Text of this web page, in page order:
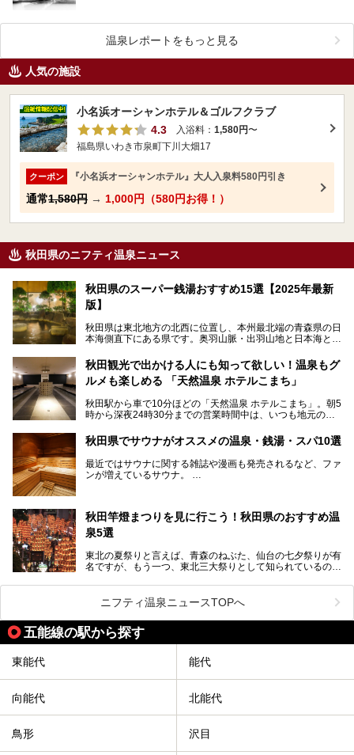
温泉レポートをもっと見る
人気の施設
小名浜オーシャンホテル＆ゴルフクラブ
4.3
入浴料： 1,580円〜
福島県いわき市泉町下川大畑17
クーポン 『小名浜オーシャンホテル』大人入泉料580円引き
通常1,580円 → 1,000円（580円お得！）
秋田県のニフティ温泉ニュース
秋田県のスーパー銭湯おすすめ15選【2025年最新
版】
秋田県は東北地方の北西に位置し、本州最北端の青森県の日
本海側直下にある県です。奥羽山脈・出羽山地と日本海とい
界自然遺産に登録された白神山地のほか、多くの国立公園・
国定公園を擁しています。
「あきたこまち」に代表される米の生産量は国内第3位。米
ハタハタ・しょっつる（魚醤）といった独特の食材も豊富で
す。
げ」など、全国的に有名な催しも多い秋田県。観光旅行にも
役立つ、県内のおすすめスーパー銭湯＆立ち寄り湯情報をご
紹介します。
秋田観光で出かける人にも知って欲しい！温泉もグ
ルメも楽しめる 「天然温泉 ホテルこまち」
秋田駅から車で10分ほどの「天然温泉 ホテルこまち」。朝5
時から深夜24時30分までの営業時間中は、いつも地元の人
岩盤浴入り放題なのに1泊3,500円からと破格の安さ！
観光にも便利な「天然温泉 ホテルこまち」の魅力をたっぷ
りお届けします。
秋田県でサウナがオススメの温泉・銭湯・スパ10選
最近ではサウナに関する雑誌や漫画も発売されるなど、ファ
ンが増えているサウナ。
こだわりを持つ施設も増えています。
今回はそんな今話題のサウナが楽しめる、秋田県内にあるオ
ススメ温泉・銭湯・スパを10件まとめてご紹介します。
秋田竿燈まつりを見に行こう！秋田県のおすすめ温
泉5選
東北の夏祭りと言えば、青森のねぶた、仙台の七夕祭りが有
名ですが、もう一つ、東北三大祭りとして知られているのが
毎年8月3日から6日に行われる「秋田竿燈まつり」は、たく
さんの提灯をぶらさげた大きな竿燈を「ドッコイショ」の掛
け声にあわせて秋田駅周辺を練り歩きます。
竿燈の数は230本、１万個の提灯がまるで天の川のように連
なり、秋田の夜を照らします。
竿燈まつりを見た後は、秋田の温泉で骨休め。秋田美人を生
ニフティ温泉ニュースTOPへ
五能線の駅から探す
東能代 能代
向能代 北能代
鳥形 沢目